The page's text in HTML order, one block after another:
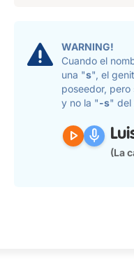
WARNING!
Cuando el
una "s", el
poseedor,
y no la "-s" del
play_arrow mic
(La